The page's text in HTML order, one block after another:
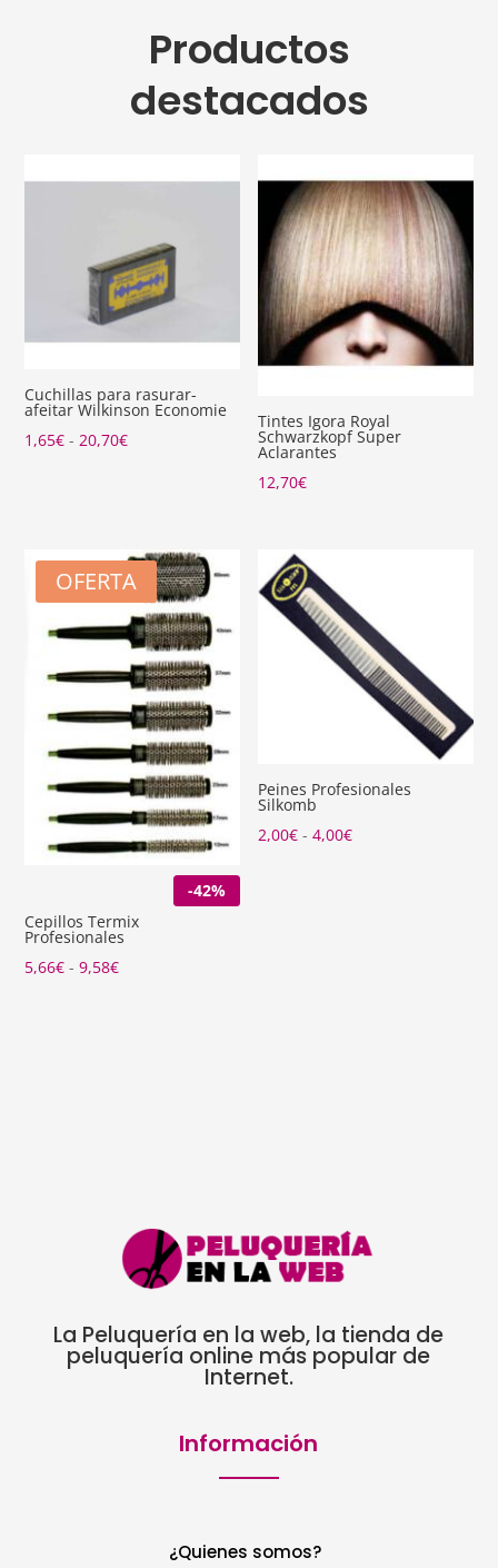
Productos
destacados
Cuchillas para rasurar-
afeitar Wilkinson Economie
1,65€ - 20,70€Rango
1,65€
hasta
20,70€
Tintes Igora Royal
Schwarzkopf Super
Aclarantes
12,70€
OFERTA
-42%
Cepillos Termix
Profesionales
5,66€ - 9,58€Rango
Peines Profesionales
Silkomb
2,00€ - 4,00€Rango
La Peluquería en la web, la tienda de
peluquería online más popular de
Internet.
Información
¿Quienes somos?